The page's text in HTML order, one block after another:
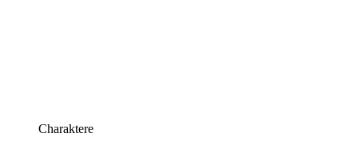
Charaktere